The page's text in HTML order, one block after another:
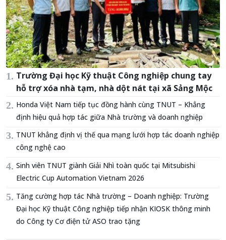
Trường Đại học Kỹ thuật Công nghiệp chung tay
hỗ trợ xóa nhà tạm, nhà dột nát tại xã Sảng Mộc
Honda Việt Nam tiếp tục đồng hành cùng TNUT – Khẳng
định hiệu quả hợp tác giữa Nhà trường và doanh nghiệp
TNUT khẳng định vị thế qua mạng lưới hợp tác doanh nghiệp
công nghệ cao
Sinh viên TNUT giành Giải Nhì toàn quốc tại Mitsubishi
Electric Cup Automation Vietnam 2026
Tăng cường hợp tác Nhà trường – Doanh nghiệp: Trường
Đại học Kỹ thuật Công nghiệp tiếp nhận KIOSK thông minh
do Công ty Cơ điện tử ASO trao tặng